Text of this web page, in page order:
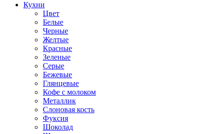
Кухни
Цвет
Белые
Черные
Желтые
Красные
Зеленые
Серые
Бежевые
Глянцевые
Кофе с молоком
Металлик
Слоновая кость
Фуксия
Шоколад